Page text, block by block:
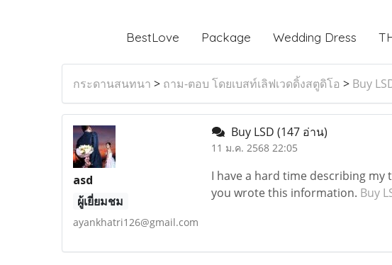
BestLove Package Wedding Dress
กระดานสนทนา > ถาม-ตอบ โดยเบสท์เลิฟเวดดิ้งสตูดิโอ > Buy
asd
ผู้เยี่ยมชม
ayankhatri126@gmail.com
Buy LSD (147 อ่าน)
11 ม.ค. 2568 22:05
I have a hard time describing
you wrote this information. Buy